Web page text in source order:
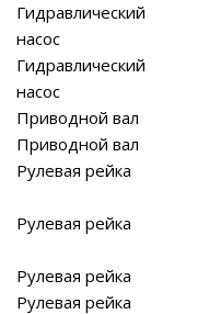
Гидравлический
насос
Гидравлический
насос
Приводной вал
Приводной вал
Рулевая рейка
Рулевая рейка
Рулевая рейка
Рулевая рейка